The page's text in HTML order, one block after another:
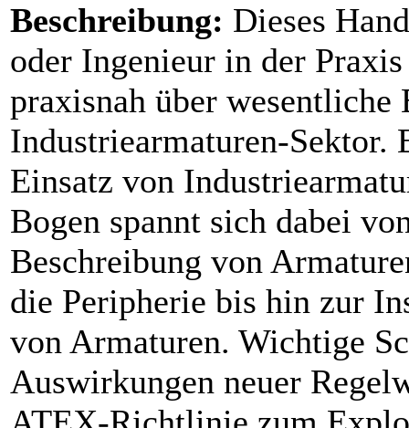
Beschreibung: Dieses
oder Ingenieur in der
praxisnah über
Industriearmaturen-Sektor.
Einsatz von
Bogen spannt sich dabei
Beschreibung von
die Peripherie bis hin zur
von Armaturen. Wichtige
Auswirkungen neuer